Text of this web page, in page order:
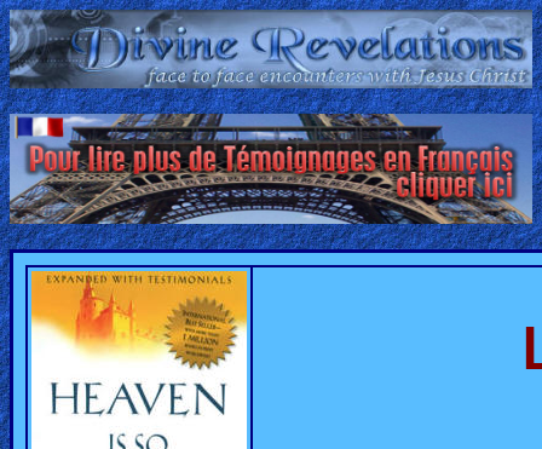
Home:
Mobile
Home: Original Style
ðŸ”
Search
Site
🎞